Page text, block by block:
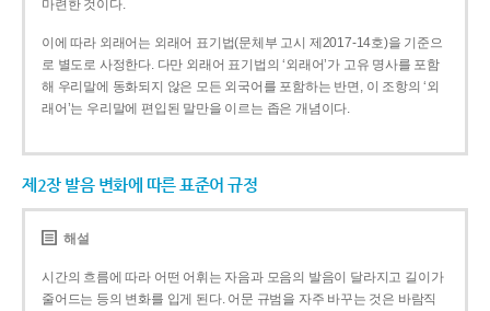
마련한 것이다.
이에 따라 외래어는 외래어 표기법(문체부 고시 제2017-14호)을 기준으
로 별도로 사정한다. 다만 외래어 표기법의 ‘외래어’가 고유 명사를 포함
해 우리말에 동화되지 않은 모든 외국어를 포함하는 반면, 이 조항의 ‘외
래어’는 우리말에 편입된 말만을 이르는 좁은 개념이다.
제2장 발음 변화에 따른 표준어 규정
해설
시간의 흐름에 따라 어떤 어휘는 자음과 모음의 발음이 달라지고 길이가
줄어드는 등의 변화를 입게 된다. 어문 규범을 자주 바꾸는 것은 바람직